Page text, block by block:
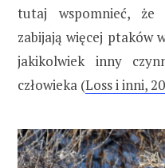
tutaj wspomnieć, że
zabijają więcej ptaków
jakikolwiek inny
człowieka (Loss i inni,